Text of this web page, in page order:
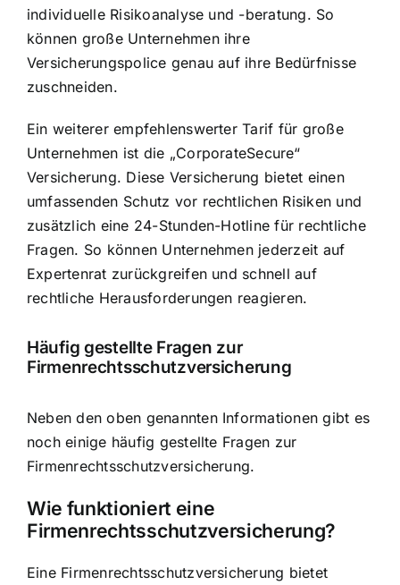
individuelle Risikoanalyse und -beratung. So
können große Unternehmen ihre
Versicherungspolice genau auf ihre Bedürfnisse
zuschneiden.
Ein weiterer empfehlenswerter Tarif für große
Unternehmen ist die „CorporateSecure“
Versicherung. Diese Versicherung bietet einen
umfassenden Schutz vor rechtlichen Risiken und
zusätzlich eine 24-Stunden-Hotline für rechtliche
Fragen. So können Unternehmen jederzeit auf
Expertenrat zurückgreifen und schnell auf
rechtliche Herausforderungen reagieren.
Häufig gestellte Fragen zur
Firmenrechtsschutzversicherung
Neben den oben genannten Informationen gibt es
noch einige häufig gestellte Fragen zur
Firmenrechtsschutzversicherung.
Wie funktioniert eine
Firmenrechtsschutzversicherung?
Eine Firmenrechtsschutzversicherung bietet